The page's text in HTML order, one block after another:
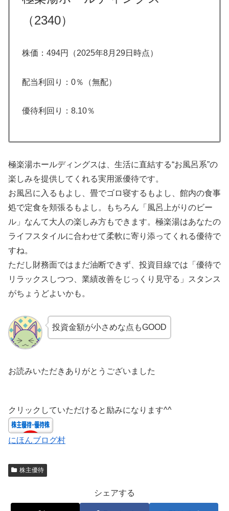
（2340）
株価：494円（2025年8月29日時点）
配当利回り：0％（無配）
優待利回り：8.10％
極楽湯ホールディングスは、生活に直結する“お風呂系”の
楽しみを提供してくれる実用派優待です。
お風呂に入るもよし、畳でゴロ寝するもよし、館内の食事
処で定食を頬張るもよし。もちろん「風呂上がりのビー
ル」なんて大人の楽しみ方もできます。極楽湯はあなたの
ライフスタイルに合わせて柔軟に寄り添ってくれる優待で
すね。
ただし財務面ではまだ油断できず、投資目線では「優待で
リラックスしつつ、業績改善をじっくり見守る」スタンス
がちょうどよいかも。
投資金額が小さめな点もGOOD
お読みいただきありがとうございました
クリックしていただけると励みになります^^
にほんブログ村
株主優待
シェアする